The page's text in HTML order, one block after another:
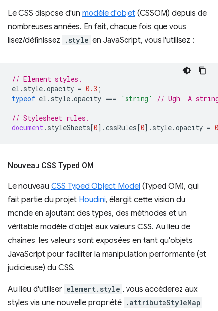
Le CSS dispose d'un modèle d'objet (CSSOM) depuis de
nombreuses années. En fait, chaque fois que vous
lisez/définissez
.style en JavaScript, vous l'utilisez :
// Element styles.
el . style.opacity = 0.3 ;
typeof el . style.opacity === 'string' // Ugh. A
// Stylesheet rules.
document. styleSheets[0].cssRules[0]. style.opacity =
Nouveau CSS Typed OM
Le nouveau CSS Typed Object Model (Typed OM), qui
fait partie du projet Houdini, élargit cette vision du
monde en ajoutant des types, des méthodes et un
véritable modèle d'objet aux valeurs CSS. Au lieu de
chaînes, les valeurs sont exposées en tant qu'objets
JavaScript pour faciliter la manipulation performante (et
judicieuse) du CSS.
Au lieu d'utiliser element.style , vous accéderez aux
styles via une nouvelle propriété .attributeStyleMap